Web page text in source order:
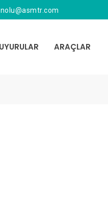
ARAÇLAR